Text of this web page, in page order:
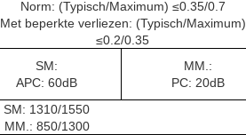
Norm: (Typisch/Maximum) ≤0.35/0.7
Met beperkte verliezen: (Typisch/Maximum)
≤0.2/0.35
SM:
APC: 60dB
MM.:
PC: 20dB
SM: 1310/1550
MM.: 850/1300